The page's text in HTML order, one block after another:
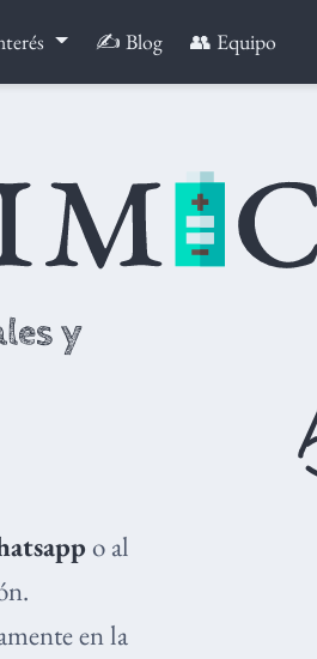
✍️ Blog 👥 Equipo
y
o al
en la